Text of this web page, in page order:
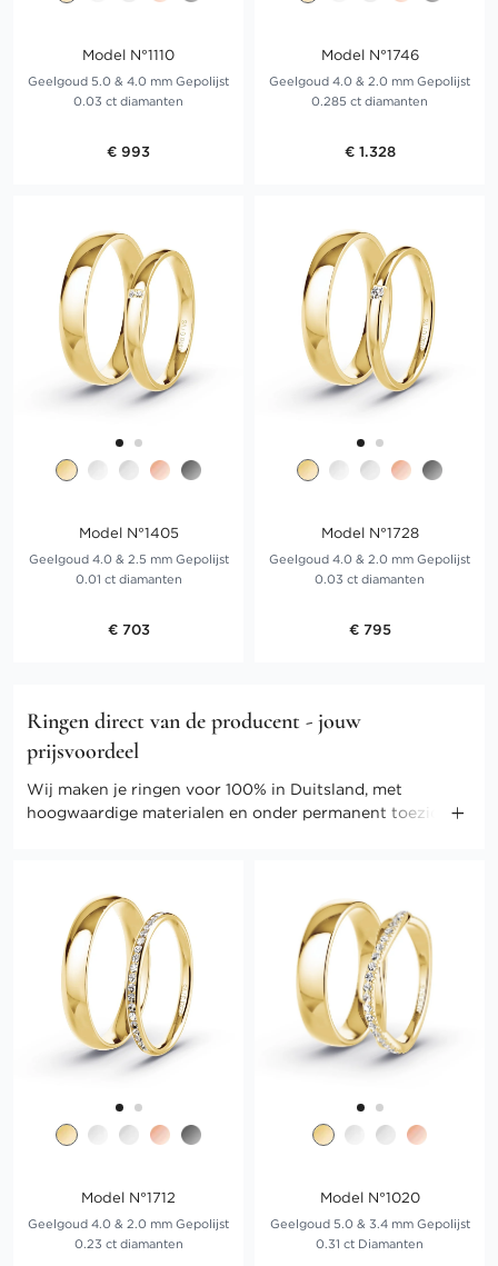
Model N°1110
Geelgoud 5.0 & 4.0 mm Gepolijst
0.03 ct diamanten
€ 993
Model N°1746
Geelgoud 4.0 & 2.0 mm Gepolijst
0.285 ct diamanten
€ 1.328
Model N°1405
Geelgoud 4.0 & 2.5 mm Gepolijst
0.01 ct diamanten
€ 703
Model N°1728
Geelgoud 4.0 & 2.0 mm Gepolijst
0.03 ct diamanten
€ 795
Ringen direct van de producent - jouw
prijsvoordeel
Wij maken je ringen voor 100% in Duitsland, met
hoogwaardige materialen en onder permanent toezicht
Model N°1712
Geelgoud 4.0 & 2.0 mm Gepolijst
0.23 ct diamanten
Model N°1020
Geelgoud 5.0 & 3.4 mm Gepolijst
0.31 ct Diamanten